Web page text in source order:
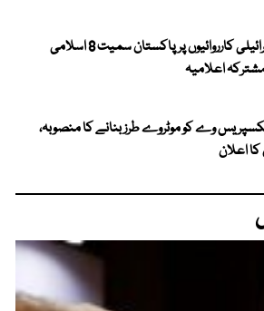
غزہ میں اسرائیلی کارروائیوں پر پاکستان سمیت 8 اسلامی
اعلامیہ
وے کو موٹروے طرز بنانے کا منصوبہ،
اعلان